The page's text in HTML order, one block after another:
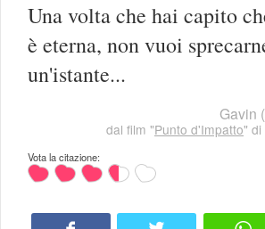
Una volta che hai capito
è eterna, non vuoi
un'istante...
Gavin (
dal film "Punto d'Impatto" di
Vota la citazione: